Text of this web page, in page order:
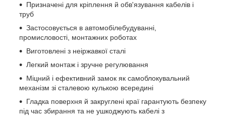
Призначені для кріплення й обв'язування кабелів і
труб
Застосовується в автомобілебудуванні,
промисловості, монтажних роботах
Виготовлені з неіржавкої сталі
Легкий монтаж і зручне регулювання
Міцний і ефективний замок як самоблокувальний
механізм зі сталевою кулькою всередині
Гладка поверхня й закруглені краї гарантують безпеку
під час збирання та не ушкоджують кабелі з